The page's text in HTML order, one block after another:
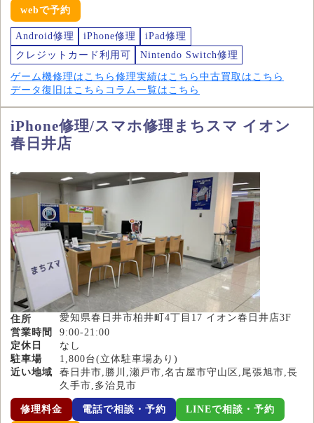
webで予約
Android修理 iPhone修理
iPad修理
クレジットカード利用可
Nintendo Switch修理
ゲーム機修理はこちら 修理実績はこちら 中古買取はこちら
データ復旧はこちら コラム一覧はこちら
iPhone修理/スマホ修理まちスマ イオン
春日井店
住所
愛知県春日井市柏井町4丁目17 イオン春日井店3F
営業時間
9:00-21:00
定休日
なし
駐車場
1,800台(立体駐車場あり)
近い地域
春日井市,勝川,瀬戸市,名古屋市守山区,尾張旭市,長
久手市,多治見市
修理料金 電話で相談・予約 LINEで相談・予約